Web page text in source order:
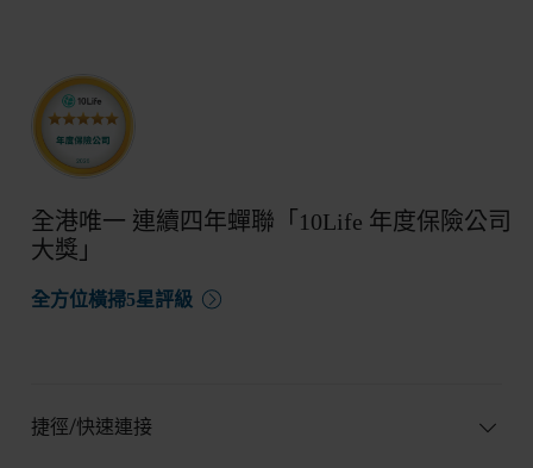
全港唯一 連續四年蟬聯「10Life 年度保險公司
大獎」
全方位橫掃5星評級
捷徑/快速連接